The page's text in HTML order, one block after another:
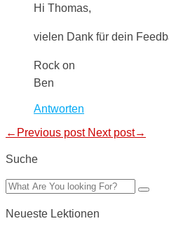
Hi Thomas,
vielen Dank für dein
Rock on
Ben
Antworten
←Previous post Next post→
Suche
Neueste Lektionen